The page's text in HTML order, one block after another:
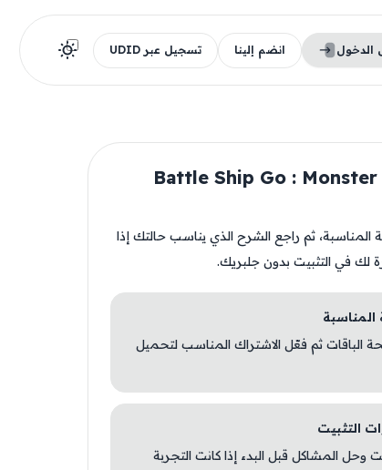
الدخول انضم إلينا تسجيل عبر UDID
قبل تثبيت Battle Ship Go : Monster
المناسبة، ثم راجع الشرح الذي يناسب حالتك إذا
لك في التثبيت بدون جلبريك.
الباقات ثم فعّل الاشتراك المناسب لتحميل
وحل المشاكل قبل البدء إذا كانت التجربة